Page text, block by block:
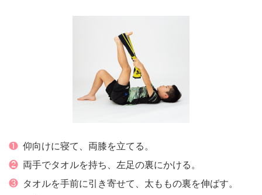
❶ 仰向けに寝て、両膝を立てる。
❷ 両手でタオルを持ち、左足の裏にかける。
❸ タオルを手前に引き寄せて、太ももの裏を伸ばす。